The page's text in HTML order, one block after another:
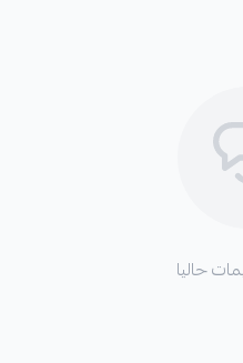
يارس المذكورة.
حاليا